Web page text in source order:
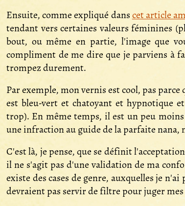
Ensuite, comme expliqué danscet article
tendant vers certaines valeurs féminines
bout, ou même en partie, l'image que
compliment de me dire que je parviens à
trompez durement.
Par exemple, mon vernis est cool, pas
est bleu-vert et chatoyant et hypnotique
trop). En même temps, il est un peu
une infraction au guide de la parfaite nana,
C'est là, je pense, que se définit
il ne s'agit pas d'une validation de ma
existe des cases de genre, auxquelles je
devraient pas servir de filtre pour juger